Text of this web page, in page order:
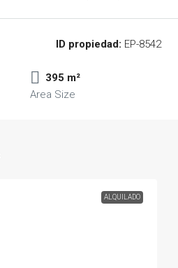
ID propiedad: EP-8542
395 m²
Area Size
ALQUILADO